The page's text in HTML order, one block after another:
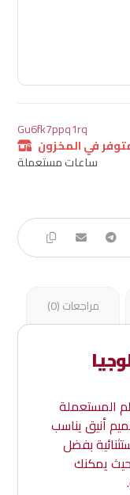
Gu6fk7ppq1rq
في المخزون
ساعات مستعملة
مراجعات (0)
أبل إصدار 6 مقاس 40 ملم المستعملة
أنيق يناسب
بفضل
حيث يمكنك